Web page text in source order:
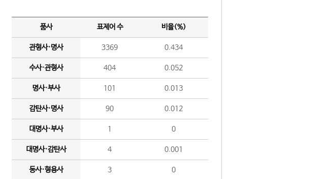
품사 표제어 수 비율(%)
관형사·명사 3369 0.434
수사·관형사 404 0.052
명사·부사 101 0.013
감탄사·명사 90 0.012
대명사·부사 1 0
대명사·감탄사 4 0.001
동사·형용사 3 0